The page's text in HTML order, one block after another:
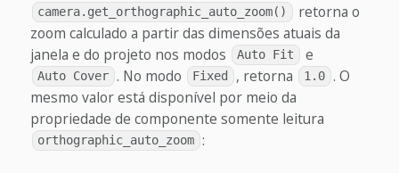
camera.get_orthographic_auto_zoom()
retorna o
zoom calculado a partir das dimensões atuais da
janela e do projeto nos modos
Auto Fit e
Auto Cover . No modo Fixed , retorna 1.0 . O
mesmo valor está disponível por meio da
propriedade de componente somente leitura
orthographic_auto_zoom :